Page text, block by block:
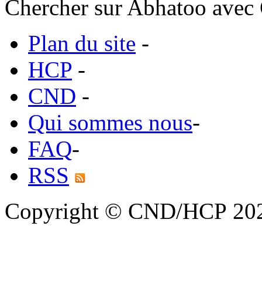
Chercher sur Abhatoo
Plan du site -
HCP -
CND -
Qui sommes nous-
FAQ-
RSS
Copyright © CND/HCP